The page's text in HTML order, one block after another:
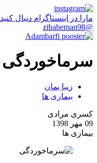
مارا در اینستاگرام دنبال کنید
@zibabeman98
سرماخوردگی
زیبا بمان
بیماری ها
کسری مرادی
09 مهر 1398
بیماری ها